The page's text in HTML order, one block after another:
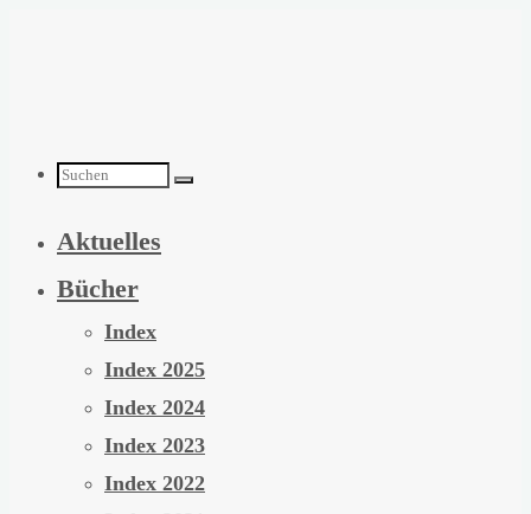
Suchen
nach:
Aktuelles
Bücher
Index
Index 2025
Index 2024
Index 2023
Index 2022